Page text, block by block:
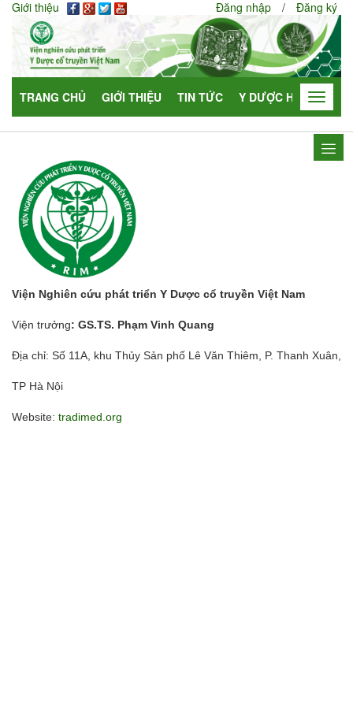
Giới thiệu Đăng nhập / Đăng ký
TRANG CHỦ GIỚI THIỆU TIN TỨC Y DƯỢC HỌC Toggle
Viện Nghiên cứu phát triển Y Dược cổ truyền Việt Nam
Viện trưởng: GS.TS. Phạm Vinh Quang
Địa chỉ: Số 11A, khu Thủy Sản phố Lê Văn Thiêm, P. Thanh Xuân,
TP Hà Nội
Website: tradimed.org